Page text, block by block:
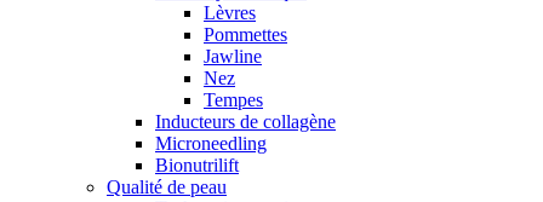
Lèvres
Pommettes
Jawline
Nez
Tempes
Inducteurs de collagène
Microneedling
Bionutrilift
Qualité de peau